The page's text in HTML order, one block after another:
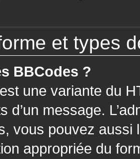
et types
BBCodes ?
une variante du
d’un message.
vous pouvez
appropriée du